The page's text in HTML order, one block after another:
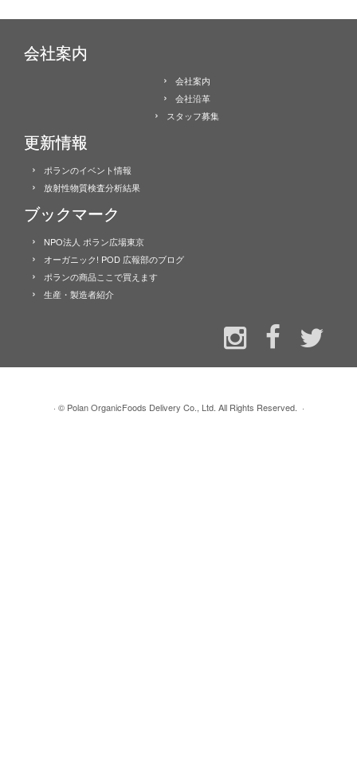
会社案内
会社案内
会社沿革
スタッフ募集
更新情報
ポランのイベント情報
放射性物質検査分析結果
ブックマーク
NPO法人 ポラン広場東京
オーガニック! POD 広報部のブログ
ポランの商品ここで買えます
生産・製造者紹介
· © Polan OrganicFoods Delivery Co., Ltd. All Rights Reserved. ·